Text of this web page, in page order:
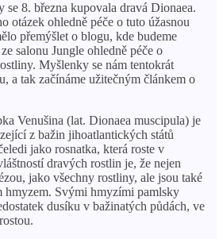
se 8. března kupovala dravá Dionaea.
otázek ohledně péče o tuto úžasnou
přemýšlet o blogu, kde budeme
salonu Jungle ohledně péče o
Myšlenky se nám tentokrát
a tak začínáme užitečným článkem o
Venušina (lat. Dionaea muscipula) je
z bažin jihoatlantických států
jako rosnatka, která roste v
dravých rostlin je, že nejen
jako všechny rostliny, ale jsou také
hmyzem. Svými hmyzími pamlsky
dusíku v bažinatých půdách, ve